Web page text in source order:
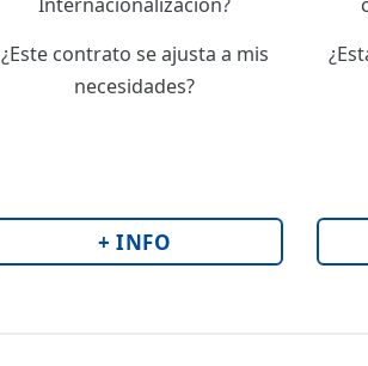
¿Este contrato se ajusta a mis
necesidades?
+ INFO